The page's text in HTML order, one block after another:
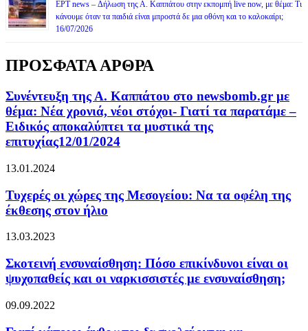
ΕΡΤ news – Δήλωση της Α. Καππάτου στην εκπομπή live now, με θέμα: Τι
κάνουμε όταν τα παιδιά είναι μπροστά δε μια οθόνη και το καλοκαίρι;
16/07/2026
ΠΡΟΣΦΑΤΑ ΑΡΘΡΑ
Συνέντευξη της Α. Καππάτου στο newsbomb.gr με
θέμα: Νέα χρονιά, νέοι στόχοι- Γιατί τα παρατάμε –
Ειδικός αποκαλύπτει τα μυστικά της
επιτυχίας12/01/2024
13.01.2024
Τυχερές οι χώρες της Μεσογείου: Να τα οφέλη της
έκθεσης στον ήλιο
13.03.2023
Σκοτεινή ενσυναίσθηση: Πόσο επικίνδυνοι είναι οι
ψυχοπαθείς και οι ναρκισσιστές με ενσυναίσθηση;
09.09.2022